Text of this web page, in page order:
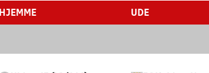
HJEMME UDE